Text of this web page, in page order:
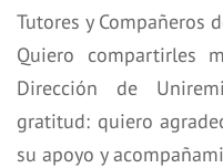
Tutores y Compañeros
Quiero compartirles
Dirección de
gratitud: quiero
su apoyo y